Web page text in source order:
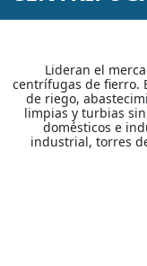
Lideran el
centrífugas de fierro.
de riego,
limpias y turbias
domésticos e
industrial, torres